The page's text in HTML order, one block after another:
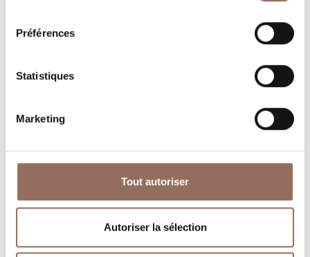
Préférences
Statistiques
Marketing
Tout autoriser
Autoriser la sélection
Où manger
Operateurs du
Tourisme
Services